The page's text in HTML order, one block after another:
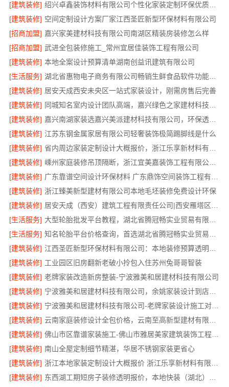
[建筑装修]
绍兴卓鑫装饰材料有限公司个性化家装定制环保优质材料
[建筑装修] 空间定制设计方案厂家江西圣匠新型环保材料有限公司
[招商加盟] 嘉兴家美建材科技有限公司南湖区精装房装修怎么样
[招商加盟] 武进全包装修施工_常州宜居佳装饰工程有限公司
[建筑装修] 本地全案设计预算清单湖南创益讯建筑有限公司
[生活服务]
湖北省惠物电子商务有限公司畅销生鲜食品软件功能解析
[建筑装修] 居安天成西安未央区一站式家装设计，刚需房售后完善
[建筑装修]
[建筑装修]
嘉兴南湖家装选嘉兴美派建材科技有限公司，环保透明报价
[建筑装修] 江苏东钢金属家居有限公司轻奢装饰极简踢脚线是什么
[建筑装修]
[建筑装修]
嵊州家庭装修吊顶隔断，浙江宜美嘉装饰工程有限公司专业服务
[建筑装修]
[建筑装修] 浙江臻美新型建材有限公司本地毛坯装修免费设计环保
[建筑装修]
[生活服务]
[生活服务]
[建筑装修]
[建筑装修] 工业园区旧房翻新老破小拎包入住苏州兔哥哥智装
[建筑装修] 老牌家装改造新房整装-宁波雅美和居建材科技有限公司
[建筑装修]
宁波雅美和居建材科技有限公司，余姚家装设计到店咨询
[建筑装修]
宁波雅美和居建材科技有限公司-老牌家装设计施工对接渠道
[建筑装修]
[建筑装修]
佛山市区靠谱家装施工-佛山市雅居美家建筑装饰工程有限公司
[建筑装修] 南山全屋定制细节精湛，华居不锈钢家装更省心
[建筑装修]
[建筑装修]